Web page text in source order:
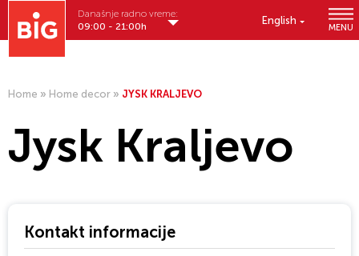
English
MENU
Današnje radno vreme:
09:00 - 21:00h
Home » Home decor » JYSK KRALJEVO
Jysk Kraljevo
Kontakt informacije